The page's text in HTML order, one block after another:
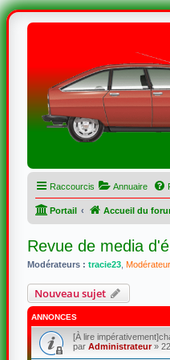
Raccourcis Annuaire
Portail Accueil du
Revue de media
Modérateurs : tracie23,
Nouveau sujet
ANNONCES
[À lire
par Administrateur»